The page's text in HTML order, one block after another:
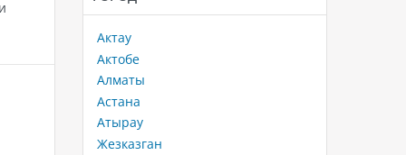
Актау
Актобе
Алматы
Астана
Атырау
Жезказган